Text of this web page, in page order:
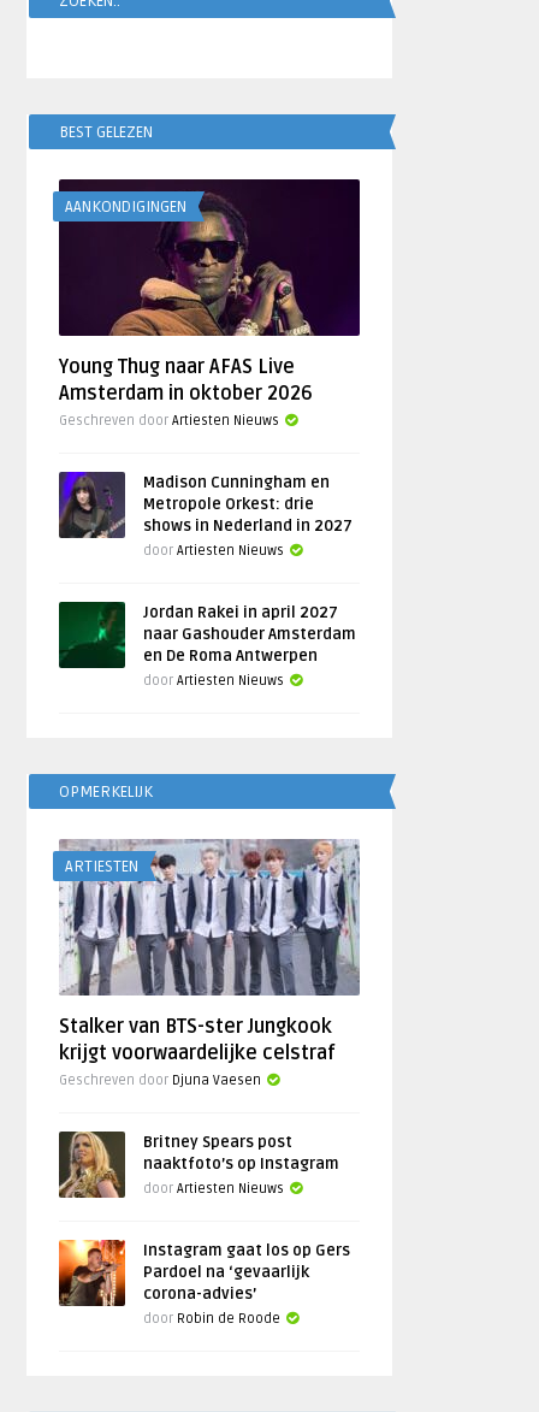
BEST GELEZEN
AANKONDIGINGEN
Young Thug naar AFAS Live
Amsterdam in oktober 2026
Geschreven doorArtiesten Nieuws
Madison Cunningham en
Metropole Orkest: drie
shows in Nederland in 2027
doorArtiesten Nieuws
Jordan Rakei in april 2027
naar Gashouder Amsterdam
en De Roma Antwerpen
doorArtiesten Nieuws
OPMERKELIJK
ARTIESTEN
Stalker van BTS-ster Jungkook
krijgt voorwaardelijke celstraf
Geschreven door Djuna Vaesen
Britney Spears post
naaktfoto’s op Instagram
doorArtiesten Nieuws
Instagram gaat los op Gers
Pardoel na ‘gevaarlijk
corona-advies’
door Robin de Roode